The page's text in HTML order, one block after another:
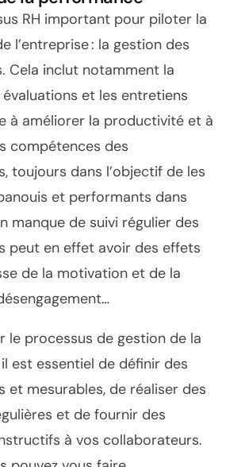
RH important pour piloter la
l’entreprise : la gestion des
Cela inclut notamment la
et les entretiens
à améliorer la productivité et à
compétences des
toujours dans l’objectif de les
et performants dans
manque de suivi régulier des
peut en effet avoir des effets
de la motivation et de la
le processus de gestion de la
est essentiel de définir des
et mesurables, de réaliser des
et de fournir des
à vos collaborateurs.